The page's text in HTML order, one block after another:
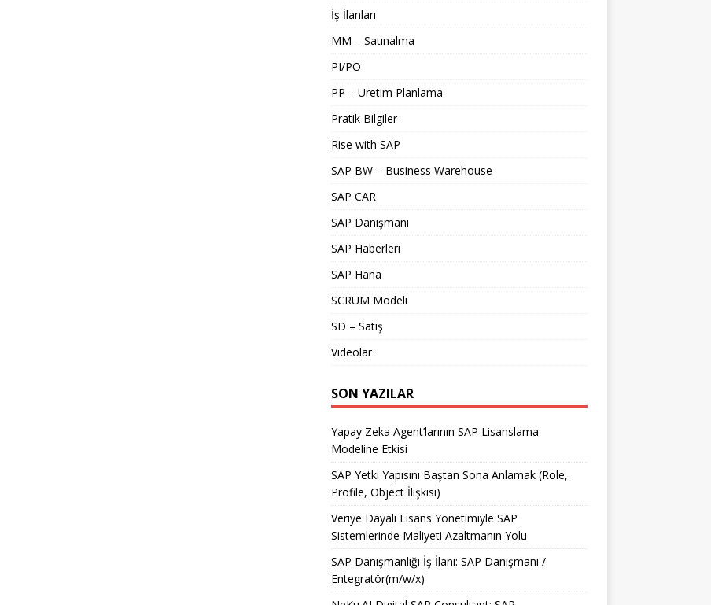
İş İlanları
MM – Satınalma
PI/PO
PP – Üretim Planlama
Pratik Bilgiler
Rise with SAP
SAP BW – Business Warehouse
SAP CAR
SAP Danışmanı
SAP Haberleri
SAP Hana
SCRUM Modeli
SD – Satış
Videolar
SON YAZILAR
Yapay Zeka Agent’larının SAP Lisanslama
Modeline Etkisi
SAP Yetki Yapısını Baştan Sona Anlamak (Role,
Profile, Object İlişkisi)
Veriye Dayalı Lisans Yönetimiyle SAP
Sistemlerinde Maliyeti Azaltmanın Yolu
SAP Danışmanlığı İş İlanı: SAP Danışmanı /
Entegratör(m/w/x)